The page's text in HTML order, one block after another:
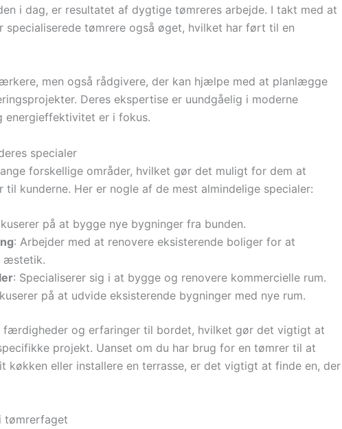
i dag, er resultatet af dygtige tømreres arbejde. I takt med at
specialiserede tømrere også øget, hvilket har ført til en
men også rådgivere, der kan hjælpe med at planlægge
Deres ekspertise er uundgåelig i moderne
er i fokus.
specialer
forskellige områder, hvilket gør det muligt for dem at
kunderne. Her er nogle af de mest almindelige specialer:
på at bygge nye bygninger fra bunden.
: Arbejder med at renovere eksisterende boliger for at
æstetik.
: Specialiserer sig i at bygge og renovere kommercielle rum.
på at udvide eksisterende bygninger med nye rum.
færdigheder og erfaringer til bordet, hvilket gør det vigtigt at
projekt. Uanset om du har brug for en tømrer til at
køkken eller installere en terrasse, er det vigtigt at finde en, der
tømrerfaget